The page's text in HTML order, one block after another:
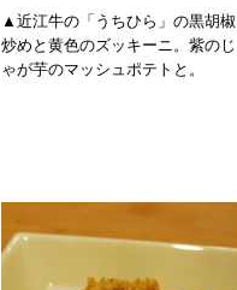
▲近江牛の「うちひら」の黒胡椒
炒めと黄色のズッキーニ。紫のじ
ゃが芋のマッシュポテトと。